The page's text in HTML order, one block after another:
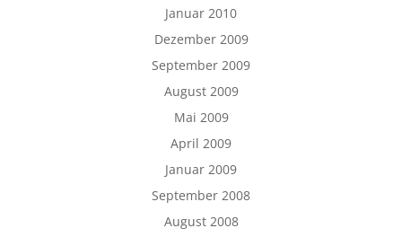
Januar 2010
Dezember 2009
September 2009
August 2009
Mai 2009
April 2009
Januar 2009
September 2008
August 2008